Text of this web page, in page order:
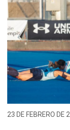
23 DE FEBRERO DE